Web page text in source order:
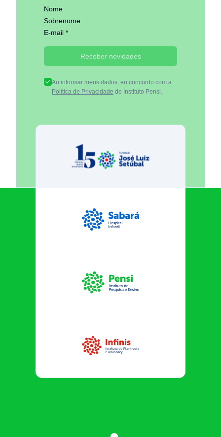
Nome
Sobrenome
E-mail *
Receber novidades
Ao informar meus dados, eu concordo com a
Política de Privacidade de Instituto Pensi.
Fundação José Luiz Egydio
Sabará Hospital Infantil
Instituto Pensi
Infinis